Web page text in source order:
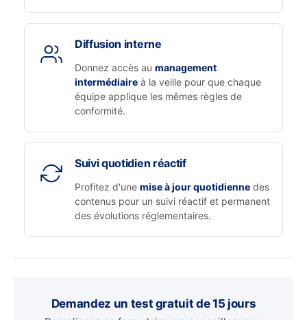
Diffusion interne
Donnez accès au management
intermédiaire à la veille pour que chaque
équipe applique les mêmes règles de
conformité.
Suivi quotidien réactif
Profitez d'une mise à jour quotidienne des
contenus pour un suivi réactif et permanent
des évolutions réglementaires.
Demandez un test gratuit de 15 jours